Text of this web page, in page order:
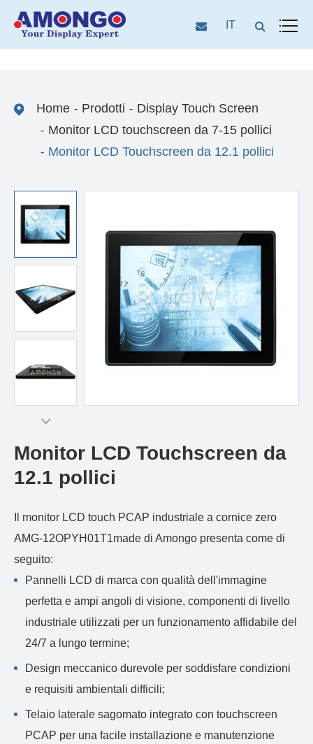
IT
Home Prodotti
Display Touch Screen
Monitor LCD touchscreen da 7-15 pollici
Monitor LCD Touchscreen da 12.1 pollici
Monitor LCD Touchscreen da
12.1 pollici
Il monitor LCD touch PCAP industriale a cornice zero
AMG-12OPYH01T1made di Amongo presenta come di
seguito:
Pannelli LCD di marca con qualità dell'immagine
perfetta e ampi angoli di visione, componenti di livello
industriale utilizzati per un funzionamento affidabile del
24/7 a lungo termine;
Design meccanico durevole per soddisfare condizioni
e requisiti ambientali difficili;
Telaio laterale sagomato integrato con touchscreen
PCAP per una facile installazione e manutenzione